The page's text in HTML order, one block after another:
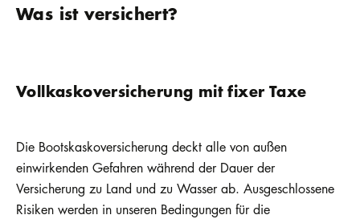
Was ist versichert?
Vollkaskoversicherung mit fixer Taxe
Die Bootskaskoversicherung deckt alle von außen
einwirkenden Gefahren während der Dauer der
Versicherung zu Land und zu Wasser ab. Ausgeschlossene
Risiken werden in unseren Bedingungen für die